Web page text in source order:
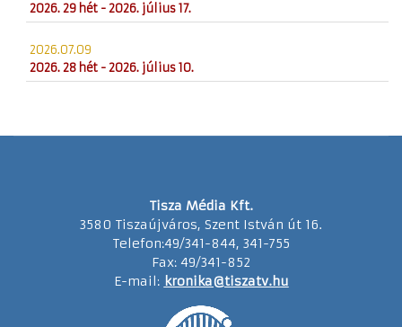
2026. 29 hét - 2026. július 17.
2026.07.09
2026. 28 hét - 2026. július 10.
Tisza Média Kft.
3580 Tiszaújváros, Szent István út 16.
Telefon:49/341-844, 341-755
Fax: 49/341-852
E-mail: kronika@tiszatv.hu